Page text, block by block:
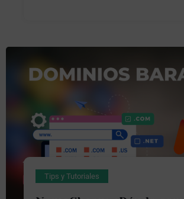
Tips y Tutoriales